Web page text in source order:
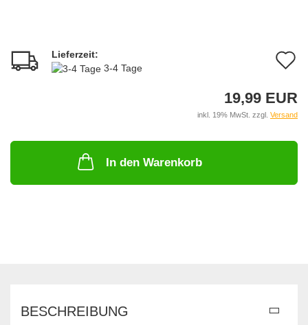
Lieferzeit:
3-4 Tage
19,99 EUR
inkl. 19% MwSt. zzgl. Versand
In den Warenkorb
BESCHREIBUNG